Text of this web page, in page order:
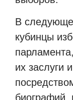
В
кубинцы
их заслуги
биографий,